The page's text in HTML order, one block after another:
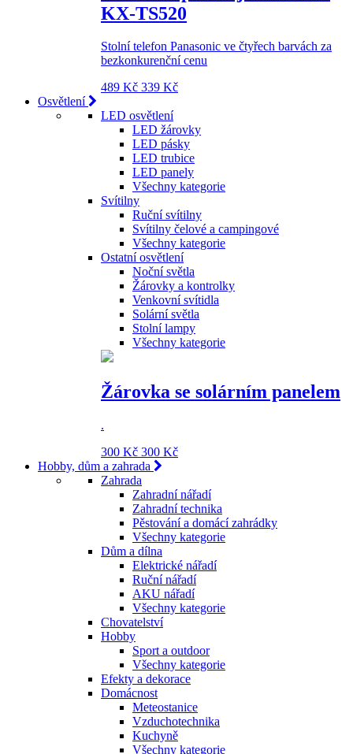
KX-TS520
Stolní telefon Panasonic ve čtyřech barvách za
bezkonkurenční cenu
489 Kč 339 Kč
Osvětlení
LED osvětlení
LED žárovky
LED pásky
LED trubice
LED panely
Všechny kategorie
Svítilny
Ruční svítilny
Svítilny čelové a campingové
Všechny kategorie
Ostatní osvětlení
Noční světla
Žárovky a kontrolky
Venkovní svítidla
Solární světla
Stolní lampy
Všechny kategorie
Žárovka se solárním panelem
.
300 Kč 300 Kč
Hobby, dům a zahrada
Zahrada
Zahradní nářadí
Zahradní technika
Pěstování a domácí zahrádky
Všechny kategorie
Dům a dílna
Elektrické nářadí
Ruční nářadí
AKU nářadí
Všechny kategorie
Chovatelství
Hobby
Sport a outdoor
Všechny kategorie
Efekty a dekorace
Domácnost
Meteostanice
Vzduchotechnika
Kuchyně
Všechny kategorie